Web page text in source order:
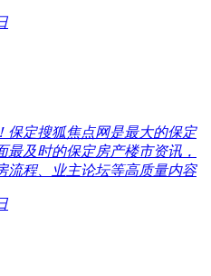
保定搜狐焦点网是最大的保定
最及时的保定房产楼市资讯，
流程、业主论坛等高质量内容